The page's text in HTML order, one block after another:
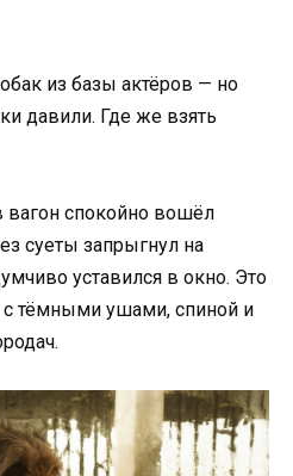
из базы актёров — но
давили. Где же взять
вагон спокойно вошёл
суеты запрыгнул на
уставился в окно. Это
тёмными ушами, спиной и